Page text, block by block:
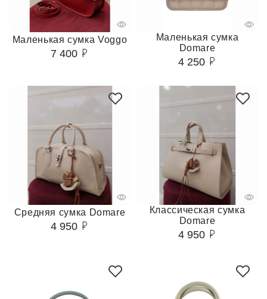
Маленькая сумка Voggo
7 400
Маленькая сумка
Domare
4 250
Средняя сумка Domare
4 950
Классическая сумка
Domare
4 950